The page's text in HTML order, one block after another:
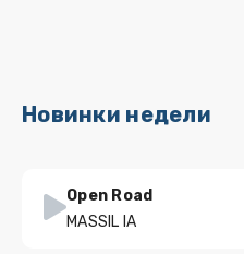
Новинки недели
Open Road
MASSIL IA